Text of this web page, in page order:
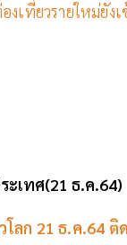
งเที่ยวรายใหม่ยั
ะเทศ(21 ธ.ค.64)
ลก 21 ธ.ค.64 ติ